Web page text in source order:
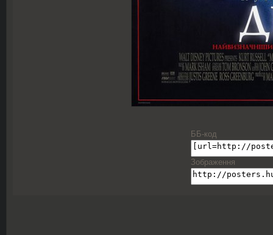
ББ-код
Зображення